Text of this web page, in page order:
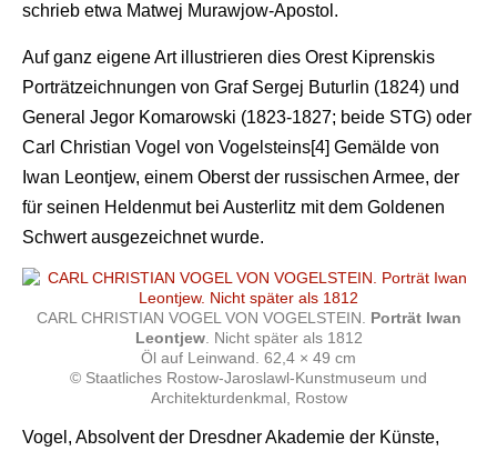
schrieb etwa Matwej Murawjow-Apostol.
Auf ganz eigene Art illustrieren dies Orest Kiprenskis
Porträtzeichnungen von Graf Sergej Buturlin (1824) und
General Jegor Komarowski (1823-1827; beide STG) oder
Carl Christian Vogel von Vogelsteins[4] Gemälde von
Iwan Leontjew, einem Oberst der russischen Armee, der
für seinen Heldenmut bei Austerlitz mit dem Goldenen
Schwert ausgezeichnet wurde.
CARL CHRISTIAN VOGEL VON VOGELSTEIN. Porträt Iwan
Leontjew. Nicht später als 1812
Öl auf Leinwand. 62,4 × 49 cm
© Staatliches Rostow-Jaroslawl-Kunstmuseum und
Architekturdenkmal, Rostow
Vogel, Absolvent der Dresdner Akademie der Künste,